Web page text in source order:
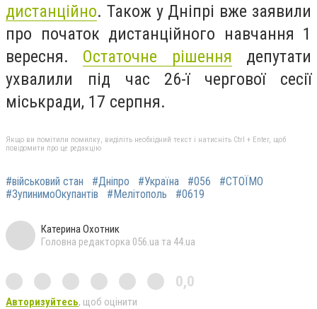
дистанційно. Також у Дніпрі вже заявили
про початок дистанційного навчання 1
вересня. Остаточне рішення депутати
ухвалили під час 26-ї чергової сесії
міськради, 17 серпня.
Якщо ви помітили помилку, виділіть необхідний текст і натисніть Ctrl + Enter, щоб
повідомити про це редакцію
#військовий стан #Дніпро #Україна #056
#СТОЇМО
#ЗупинимоОкупантів
#Мелітополь #0619
Катерина Охотник
Головна редакторка 056.ua та 44.ua
0,0
Авторизуйтесь, щоб оцінити